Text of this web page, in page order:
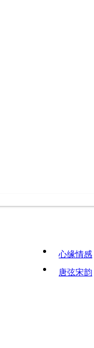
心缘情感
唐弦宋韵